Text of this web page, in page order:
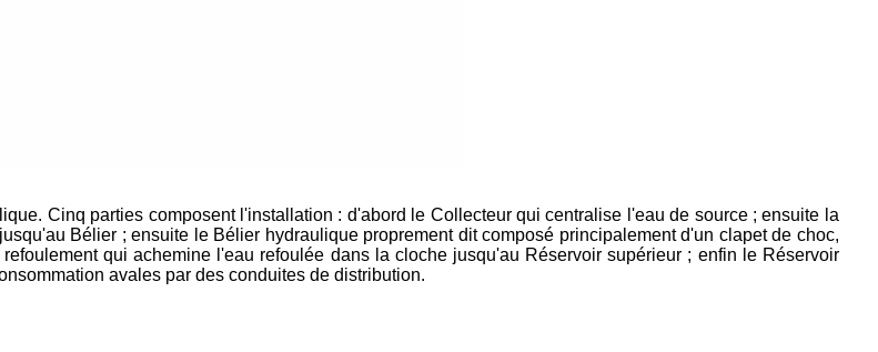
Cinq parties composent l'installation : d'abord le Collecteur qui centralise l'eau de source ; ensuite la
Bélier ; ensuite le Bélier hydraulique proprement dit composé principalement d'un clapet de choc,
qui achemine l'eau refoulée dans la cloche jusqu'au Réservoir supérieur ; enfin le Réservoir
avales par des conduites de distribution.